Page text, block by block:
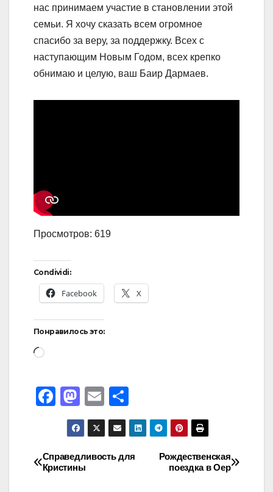
нас принимаем участие в становлении этой
семьи. Я хочу сказать всем огромное
спасибо за веру, за поддержку. Всех с
наступающим Новым Годом, всех крепко
обнимаю и целую, ваш Баир Дармаев.
Просмотров: 619
Condividi:
Facebook X
Понравилось это:
F
e
b
M
a
st
o
d
E
m
ail
тп
р
а
Рождественская
поездка в Оер
Справедливость для
Кристины